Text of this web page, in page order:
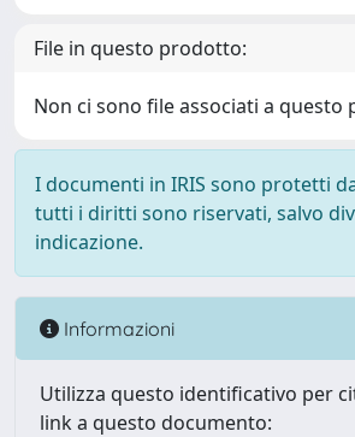
File in questo prodotto:
Non ci sono file associati a questo
I documenti in IRIS sono protetti
tutti i diritti sono riservati, salvo
indicazione.
Informazioni
Utilizza questo identificativo per
link a questo documento: